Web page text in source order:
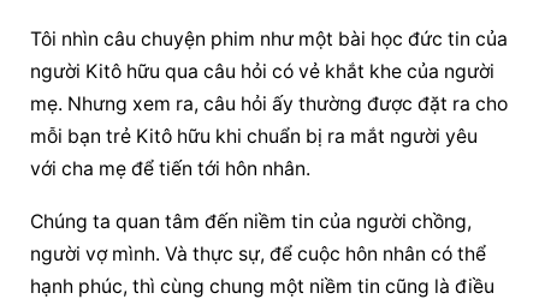
Tôi nhìn câu chuyện phim như một bài học đức tin của
người Kitô hữu qua câu hỏi có vẻ khắt khe của người
mẹ. Nhưng xem ra, câu hỏi ấy thường được đặt ra cho
mỗi bạn trẻ Kitô hữu khi chuẩn bị ra mắt người yêu
với cha mẹ để tiến tới hôn nhân.
Chúng ta quan tâm đến niềm tin của người chồng,
người vợ mình. Và thực sự, để cuộc hôn nhân có thể
hạnh phúc, thì cùng chung một niềm tin cũng là điều